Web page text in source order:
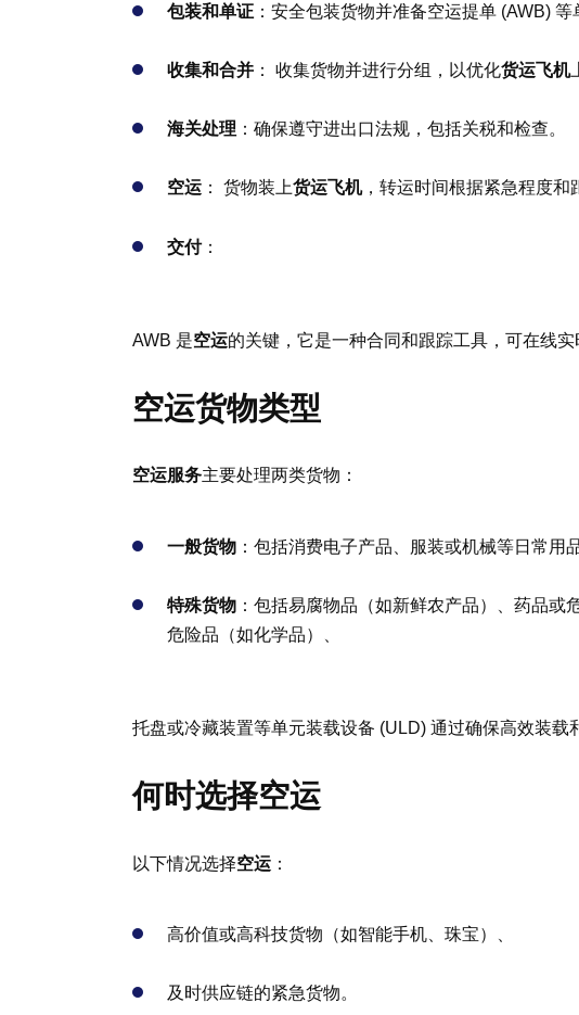
包装和单证 ：安全包装货物并准备空运提单 (AWB)
收集和合并 ： 收集货物并进行分组，以优化货运飞机
海关处理 ：确保遵守进出口法规，包括关税和检查。
空运 ： 货物装上货运飞机，转运时间根据紧急程度和
交付：
AWB 是空运的关键，它是一种合同和跟踪工具，可在线实
空运货物类型
空运服务主要处理两类货物：
一般货物 ：包括消费电子产品、服装或机械等日常用
特殊货物 ：包括易腐物品（如新鲜农产品）、药品
危险品（如化学品）、
托盘或冷藏装置等单元装载设备 (ULD) 通过确保高效装载
何时选择空运
以下情况选择空运 ：
高价值或高科技货物（如智能手机、珠宝）、
及时供应链的紧急货物。